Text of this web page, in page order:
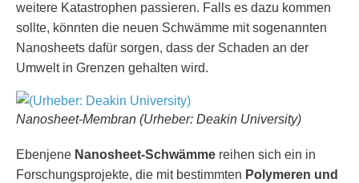
weitere Katastrophen passieren. Falls es dazu kommen
sollte, könnten die neuen Schwämme mit sogenannten
Nanosheets dafür sorgen, dass der Schaden an der
Umwelt in Grenzen gehalten wird.
Nanosheet-Membran (Urheber: Deakin University)
Ebenjene Nanosheet-Schwämme reihen sich ein in
Forschungsprojekte, die mit bestimmten Polymeren und